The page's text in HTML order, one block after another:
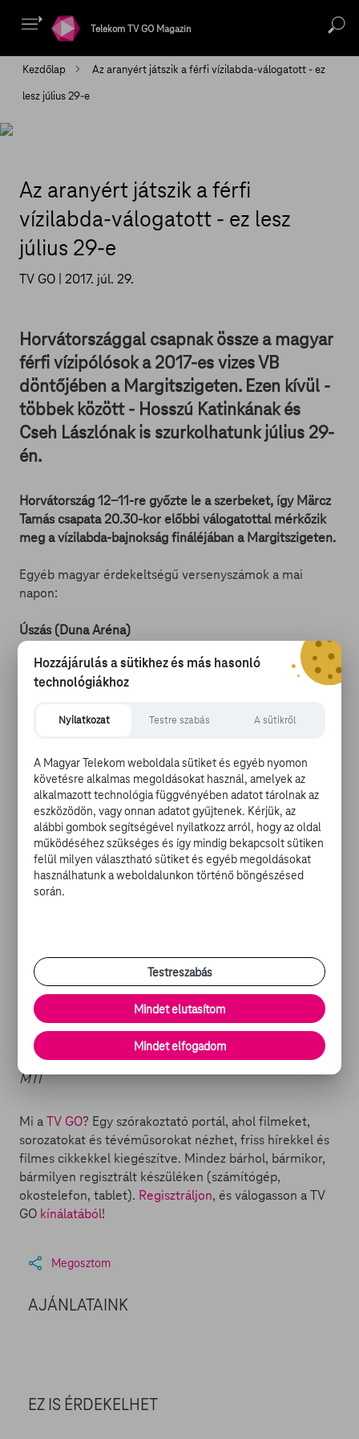
Telekom TV GO Magazin
Kezdőlap
Az aranyért játszik a férfi vízilabda-válogatott - ez
lesz július 29-e
Az aranyért játszik a férfi
vízilabda-válogatott - ez lesz
július 29-e
TV GO | 2017. júl. 29.
Horvátországgal csapnak össze a magyar
férfi vízipólósok a 2017-es vizes VB
döntőjében a Margitszigeten. Ezen kívül -
többek között - Hosszú Katinkának és
Cseh Lászlónak is szurkolhatunk július 29-
én.
Horvátország 12-11-re győzte le a szerbeket, így Märcz
Tamás csapata 20.30-kor előbbi válogatottal mérkőzik
meg a vízilabda-bajnokság fináléjában a Margitszigeten.
Egyéb magyar érdekeltségű versenyszámok a mai
napon:
Úszás (Duna Aréna)
előfutamok 9.30-tól:
férfi 50 méter hát (Bohus Richárd, Balog Gábor)
4x100 méter vegyes gyorsváltó (Magyarország)
férfi 1500 méter gyors (Kalmár Ákos, Rasovszky Kristóf)
elődöntők, döntők 17.30-tól:
női 200 méter hát (DÖNTŐ, Hosszú Katinka)
női 50 méter mell (elődöntő, Sztankovics Anna?)
férfi 100 méter pillangó (DÖNTŐ, Cseh László, Milák
Gábor?)
női 800 méter gyors (DÖNTŐ, Kapás Boglárka)
4x100 m vegyes gyorsváltó (DÖNTŐ, Magyarország?)
Forrás,
illusztráció:
MTI
Mi aTV GO? Egy szórakoztató portál, ahol filmeket,
sorozatokat és tévéműsorokat nézhet, friss hírekkel és
filmes cikkekkel kiegészítve. Mindez bárhol, bármikor,
bármilyen regisztrált készüléken (számítógép,
okostelefon, tablet). Regisztráljon, és válogasson a TV
GO kínálatából!
Megosztom
AJÁNLATAINK
EZ IS ÉRDEKELHET
Hozzájárulás a sütikhez és más hasonló
technológiákhoz
Nyilatkozat Testre szabás A sütikről
A Magyar Telekom weboldala sütiket és egyéb nyomon
követésre alkalmas megoldásokat használ, amelyek az
alkalmazott technológia függvényében adatot tárolnak az
eszközödön, vagy onnan adatot gyűjtenek. Kérjük, az
alábbi gombok segítségével nyilatkozz arról, hogy az oldal
működéséhez szükséges és így mindig bekapcsolt sütiken
felül milyen választható sütiket és egyéb megoldásokat
használhatunk a weboldalunkon történő böngészésed
során.
Testreszabás
Mindet elutasítom
Mindet elfogadom